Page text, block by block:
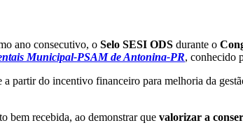
ano consecutivo, o Selo SESI ODS durante o
Municipal-PSAM de Antonina-PR, conhecido
partir do incentivo financeiro para melhoria da
bem recebida, ao demonstrar que valorizar a